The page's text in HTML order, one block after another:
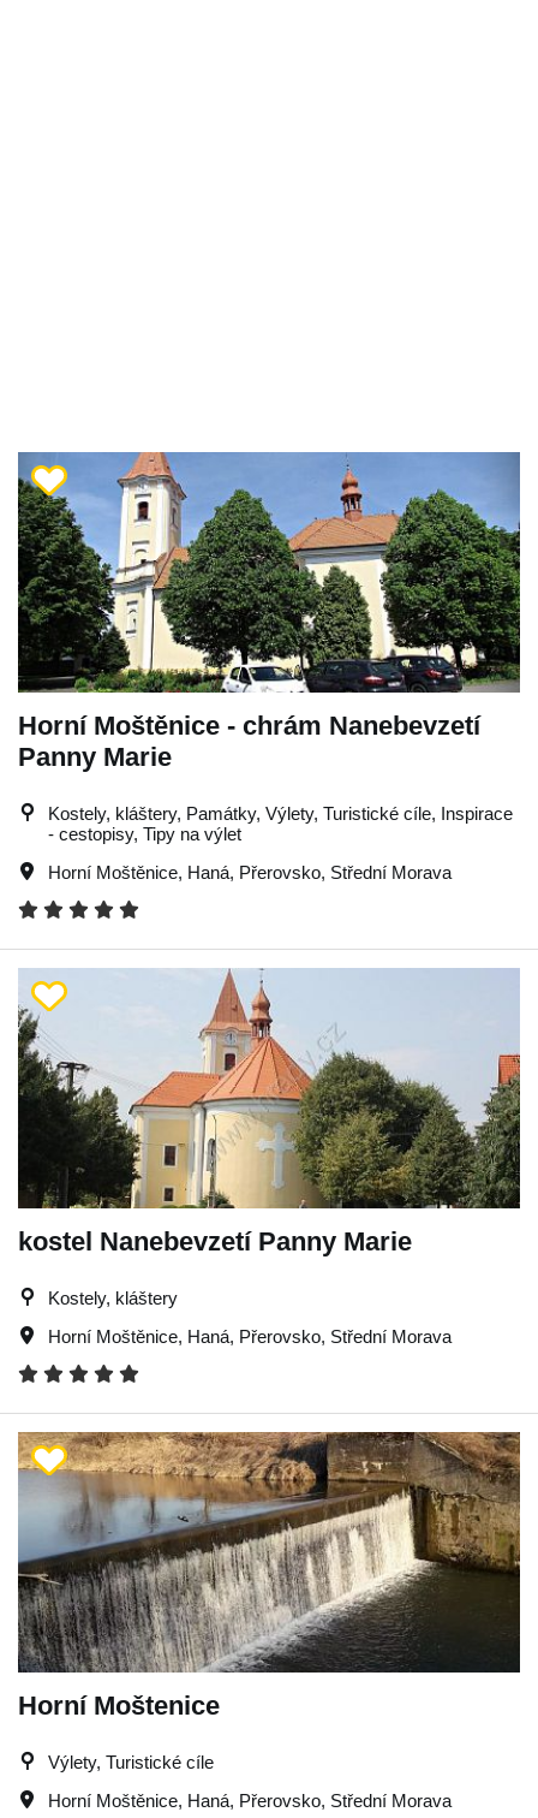
Horní Moštěnice - chrám Nanebevzetí
Panny Marie
Kostely, kláštery, Památky, Výlety, Turistické cíle, Inspirace
- cestopisy, Tipy na výlet
Horní Moštěnice, Haná, Přerovsko, Střední Morava
kostel Nanebevzetí Panny Marie
Kostely, kláštery
Horní Moštěnice, Haná, Přerovsko, Střední Morava
Horní Moštenice
Výlety, Turistické cíle
Horní Moštěnice, Haná, Přerovsko, Střední Morava